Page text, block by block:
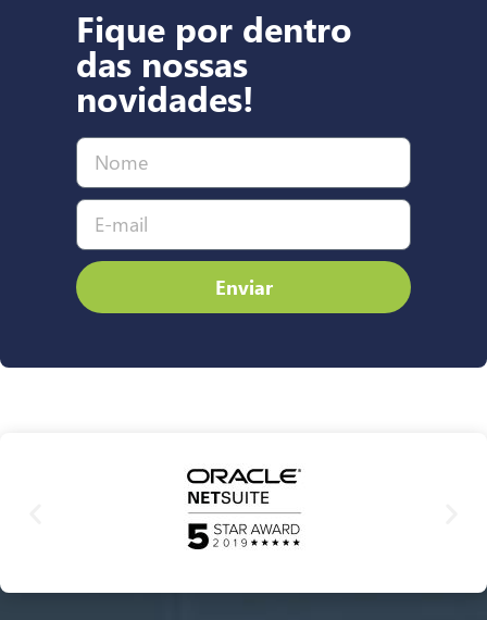
Fique por dentro
das nossas
novidades!
Enviar